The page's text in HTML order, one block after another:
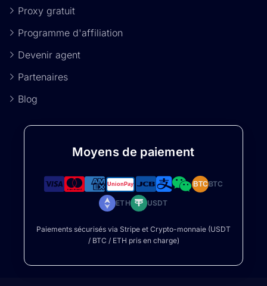
Proxy gratuit
Programme d'affiliation
Devenir agent
Partenaires
Blog
Moyens de paiement
BTCBTC
ETH USDT
Paiements sécurisés via Stripe et Crypto-monnaie (USDT
/ BTC / ETH pris en charge)